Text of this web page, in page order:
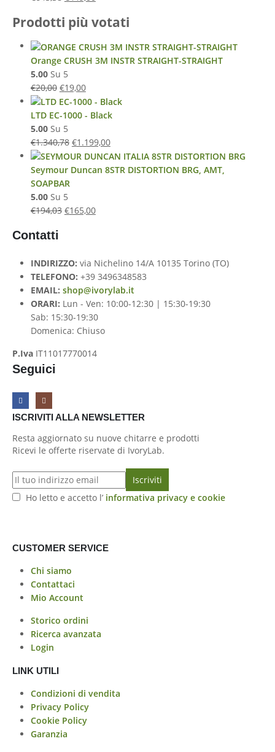
Prodotti più votati
Orange CRUSH 3M INSTR STRAIGHT-STRAIGHT
5.00Su 5
€20,00 €19,00
LTD EC-1000 - Black
5.00Su 5
€1.340,78 €1.199,00
Seymour Duncan 8STR DISTORTION BRG, AMT,
SOAPBAR
5.00Su 5
€194,03 €165,00
Contatti
INDIRIZZO: via Nichelino 14/A 10135 Torino (TO)
TELEFONO: +39 3496348583
EMAIL: shop@ivorylab.it
ORARI: Lun - Ven: 10:00-12:30 | 15:30-19:30
Sab: 15:30-19:30
Domenica: Chiuso
P.Iva IT11017770014
Seguici
ISCRIVITI ALLA NEWSLETTER
Resta aggiornato su nuove chitarre e prodotti
Ricevi le offerte riservate di IvoryLab.
Ho letto e accetto l’ informativa privacy e cookie
CUSTOMER SERVICE
Chi siamo
Contattaci
Mio Account
Storico ordini
Ricerca avanzata
Login
LINK UTILI
Condizioni di vendita
Privacy Policy
Cookie Policy
Garanzia